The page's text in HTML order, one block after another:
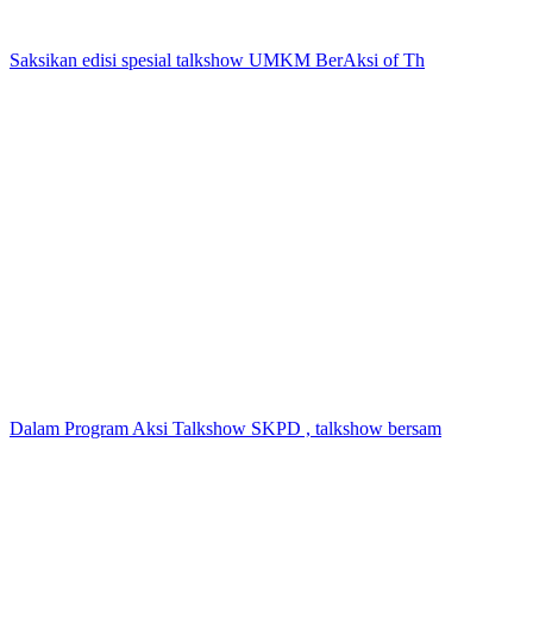
Saksikan edisi spesial talkshow UMKM BerAksi of Th
Dalam Program Aksi Talkshow SKPD , talkshow bersam